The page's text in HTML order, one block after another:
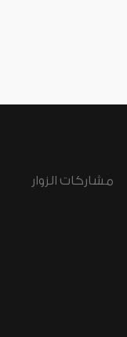
مشاركات الزوار